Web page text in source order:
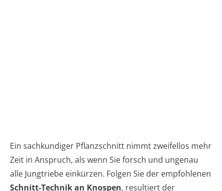
Ein sachkundiger Pflanzschnitt nimmt zweifellos mehr
Zeit in Anspruch, als wenn Sie forsch und ungenau
alle Jungtriebe einkürzen. Folgen Sie der empfohlenen
Schnitt-Technik an Knospen, resultiert der